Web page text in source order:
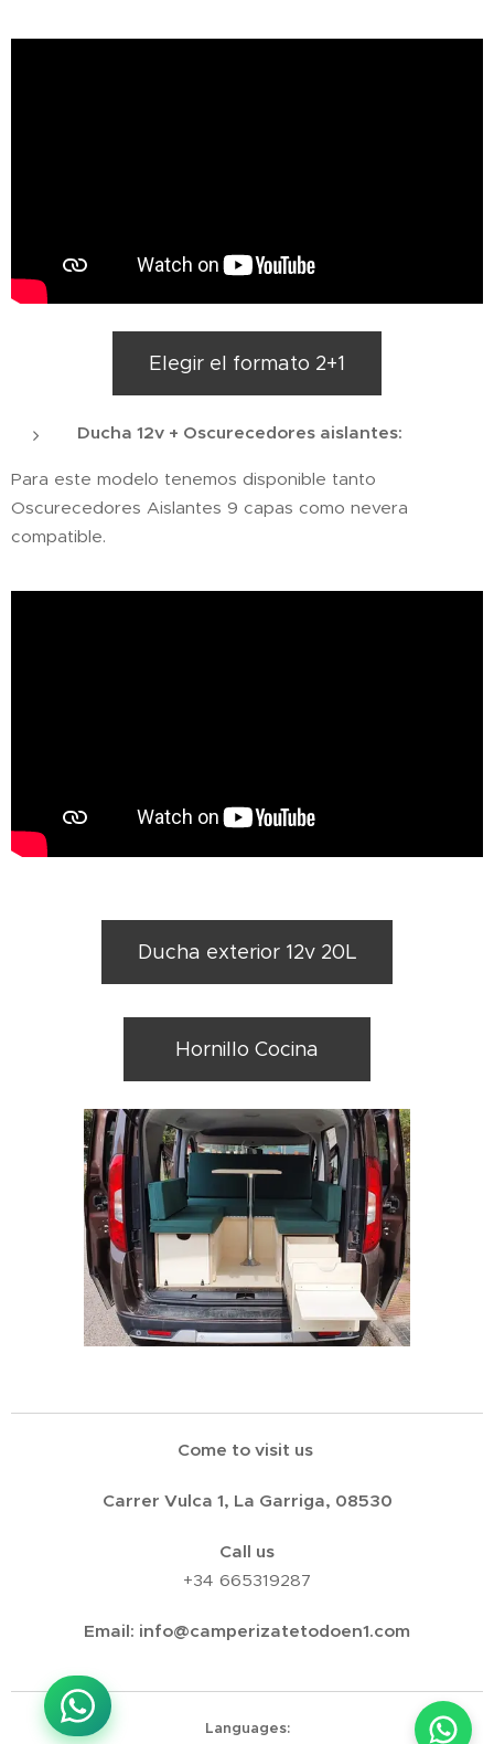
Elegir el formato 2+1
Ducha 12v + Oscurecedores aislantes:
Para este modelo tenemos disponible tanto
Oscurecedores Aislantes 9 capas como nevera
compatible.
Ducha exterior 12v 20L
Hornillo Cocina
Come to visit us
Carrer Vulca 1, La Garriga, 08530
Call us
+34 665319287
Email: info@camperizatetodoen1.com
Languages
¡Bienvenido a Kit Muebles Camper!
Solemos responder en menos de una hora